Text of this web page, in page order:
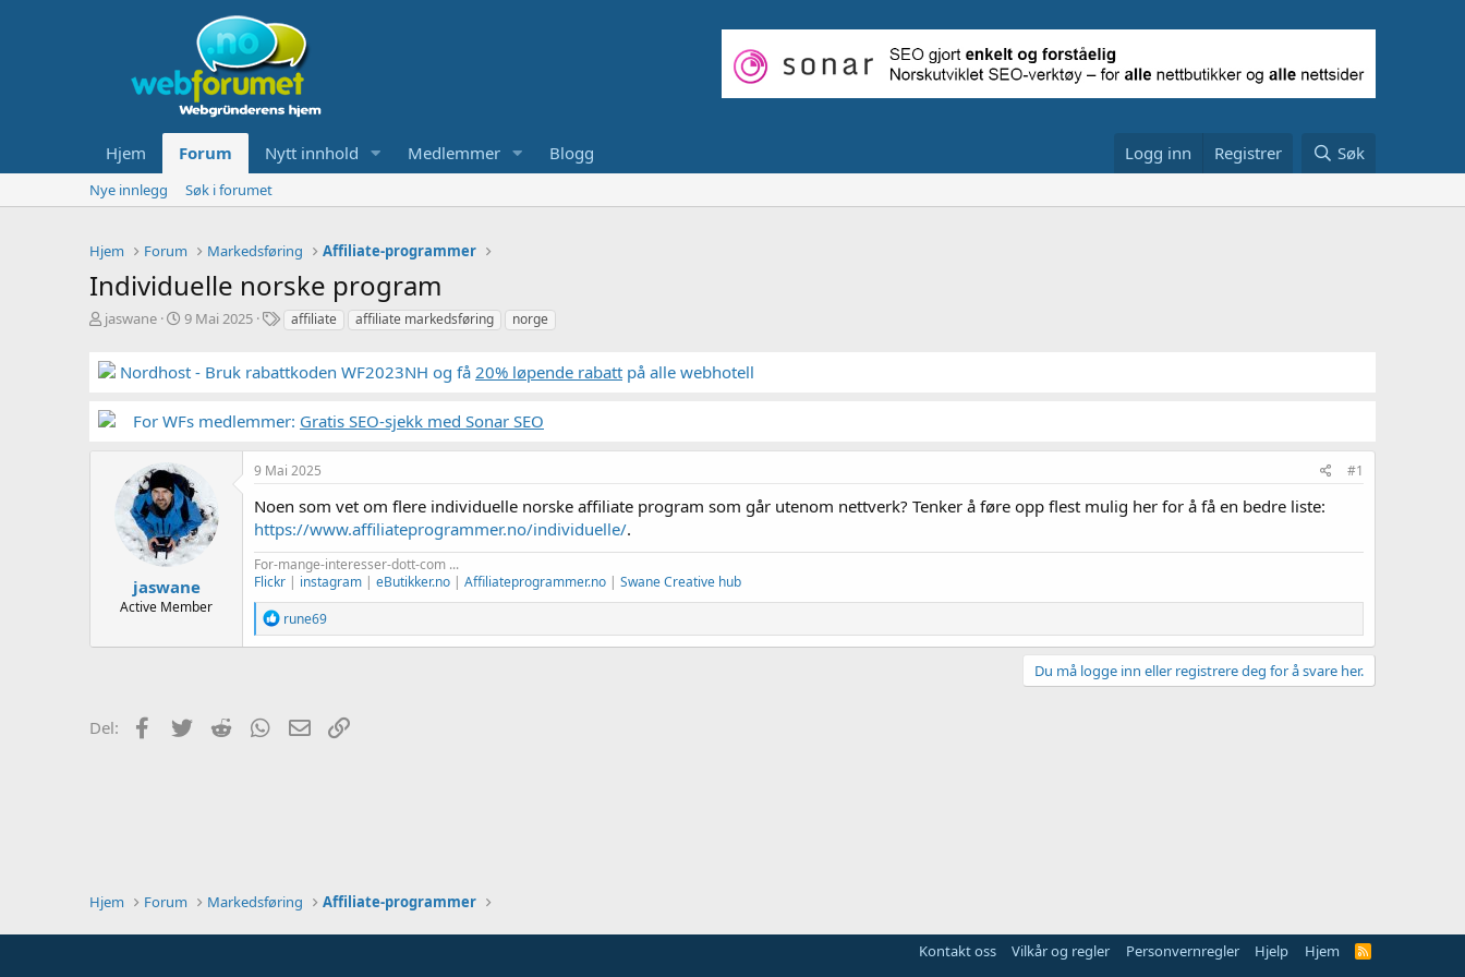
Hjem Forum Nytt innhold Medlemmer Blogg Logg inn Registrer Søk
Nye innlegg Søk i forumet
Hjem Forum Markedsføring Affiliate-programmer
Individuelle norske program
T
å
d
t
jaswane
S
r
d
o
9 Mai 2025
S
k
o
d
affiliate affiliate markedsføring norge
Nordhost - Bruk rabattkoden WF2023NH og få 20% løpende rabatt på alle webhotell
For WFs medlemmer: Gratis SEO-sjekk med Sonar SEO
jaswane
Active Member
9 Mai 2025 #1
Noen som vet om flere individuelle norske affiliate program som går utenom nettverk? Tenker å føre opp flest mulig her for å få en bedre liste:
https://www.affiliateprogrammer.no/individuelle/.
For-mange-interesser-dott-com ...
Flickr | instagram | eButikker.no | Affiliateprogrammer.no | Swane Creative hub
R
e
a
o
n
rune69
Du må logge inn eller registrere deg for å svare her.
Del: Facebook
Twitter Reddit WhatsApp
E-post
Hjem Forum Markedsføring Affiliate-programmer
Kontakt oss Vilkår og regler Personvernregler Hjelp Hjem
R